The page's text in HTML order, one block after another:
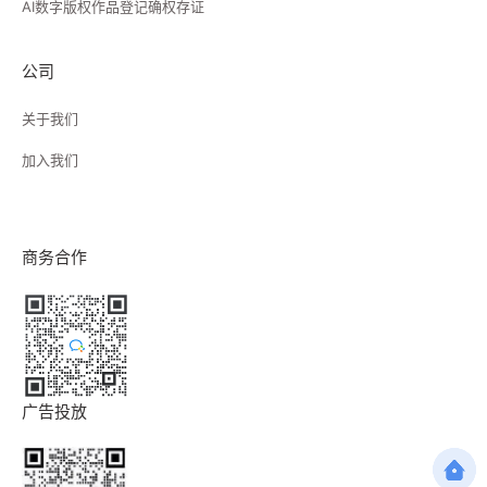
AI数字版权作品登记确权存证
公司
关于我们
加入我们
商务合作
广告投放